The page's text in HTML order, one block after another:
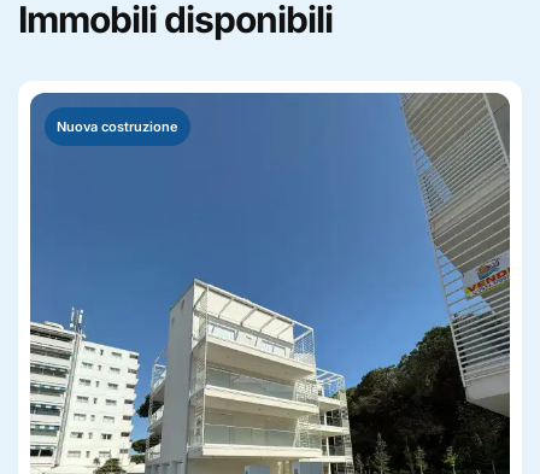
Immobili disponibili
Nuova costruzione